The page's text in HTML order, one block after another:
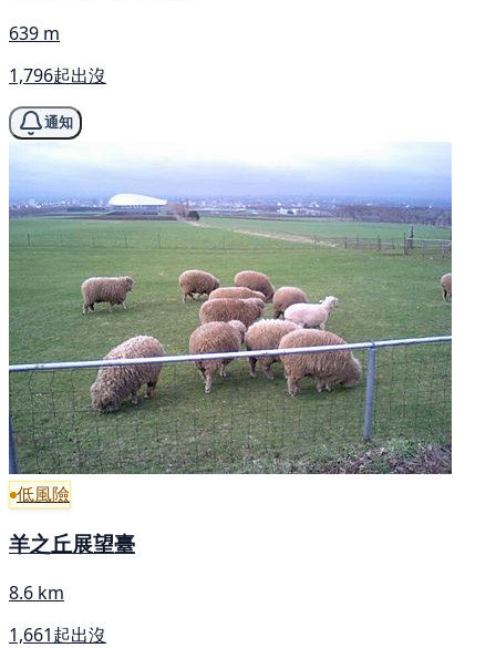
639 m
1,796起出沒
通知
低風險
羊之丘展望臺
8.6 km
1,661起出沒